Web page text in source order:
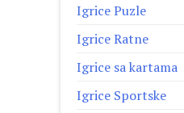
Igrice Puzle
Igrice Ratne
Igrice sa kartama
Igrice Sportske